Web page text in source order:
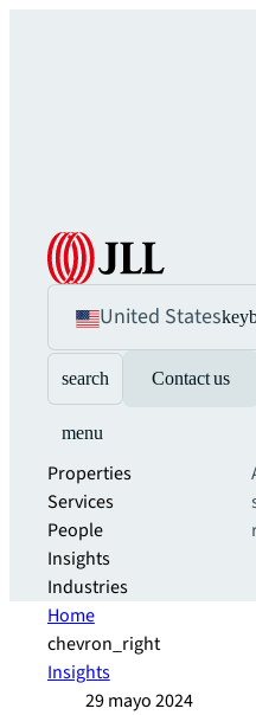
United States
search Contact us
menu
Properties
Services
People
Insights
Industries
Home
chevron_right
Insights
29 mayo 2024